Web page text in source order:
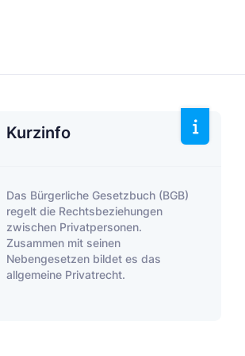
Kurzinfo
Das Bürgerliche Gesetzbuch (BGB)
regelt die Rechtsbeziehungen
zwischen Privatpersonen.
Zusammen mit seinen
Nebengesetzen bildet es das
allgemeine Privatrecht.